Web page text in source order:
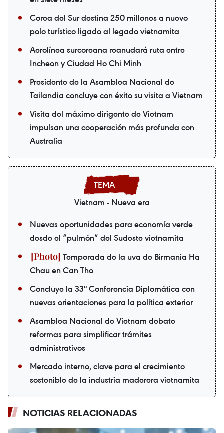
Corea del Sur destina 250 millones a nuevo
polo turístico ligado al legado vietnamita
Aerolínea surcoreana reanudará ruta entre
Incheon y Ciudad Ho Chi Minh
Presidente de la Asamblea Nacional de
Tailandia concluye con éxito su visita a Vietnam
Visita del máximo dirigente de Vietnam
impulsan una cooperación más profunda con
Australia
Vietnam - Nueva era
Nuevas oportunidades para economía verde
desde el “pulmón” del Sudeste vietnamita
Temporada de la uva de Birmania Ha
Chau en Can Tho
Concluye la 33ª Conferencia Diplomática con
nuevas orientaciones para la política exterior
Asamblea Nacional de Vietnam debate
reformas para simplificar trámites
administrativos
Mercado interno, clave para el crecimiento
sostenible de la industria maderera vietnamita
NOTICIAS RELACIONADAS